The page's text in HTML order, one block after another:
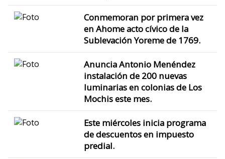
Conmemoran por primera vez
en Ahome acto cívico de la
Sublevación Yoreme de 1769.
Anuncia Antonio Menéndez
instalación de 200 nuevas
luminarias en colonias de Los
Mochis este mes.
Este miércoles inicia programa
de descuentos en impuesto
predial.